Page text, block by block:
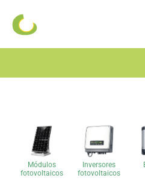
Módulos
fotovoltaicos
Inversores
fotovoltaicos